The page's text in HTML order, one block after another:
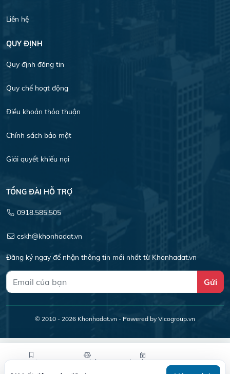
Lưu tin So sánh Yêu cầu xem
Liên hệ
QUY ĐỊNH
Quy định đăng tin
Quy chế hoạt động
Điều khoản thỏa thuận
Chính sách bảo mật
Giải quyết khiếu nại
TỔNG ĐÀI HỖ TRỢ
0918.585.505
cskh@khonhadat.vn
Đăng ký ngay để nhận thông tin mới nhất từ Khonhadat.vn
Gửi
© 2010 - 2026 Khonhadat.vn - Powered by Vicogroup.vn